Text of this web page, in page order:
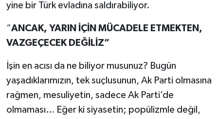
yine bir Türk evladına saldırabiliyor.
“ANCAK, YARIN İÇİN MÜCADELE ETMEKTEN,
VAZGEÇECEK DEĞİLİZ”
İşin en acısı da ne biliyor musunuz? Bugün
yaşadıklarımızın, tek suçlusunun, Ak Parti olmasına
rağmen, mesuliyetin, sadece Ak Parti’de
olmaması… Eğer ki siyasetin; popülizmle değil,